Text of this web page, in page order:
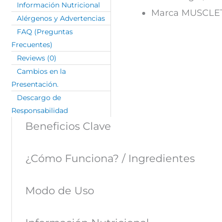
Información Nutricional
Alérgenos y Advertencias
FAQ (Preguntas
Frecuentes)
Reviews (0)
Cambios en la
Presentación.
Descargo de
Responsabilidad
Marca
Beneficios Clave
¿Cómo Funciona? / Ingredientes
Modo de Uso